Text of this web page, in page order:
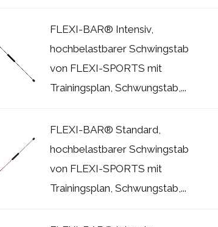
FLEXI-BAR® Intensiv,
hochbelastbarer Schwingstab
von FLEXI-SPORTS mit
Trainingsplan, Schwungstab,...
FLEXI-BAR® Standard,
hochbelastbarer Schwingstab
von FLEXI-SPORTS mit
Trainingsplan, Schwungstab,...